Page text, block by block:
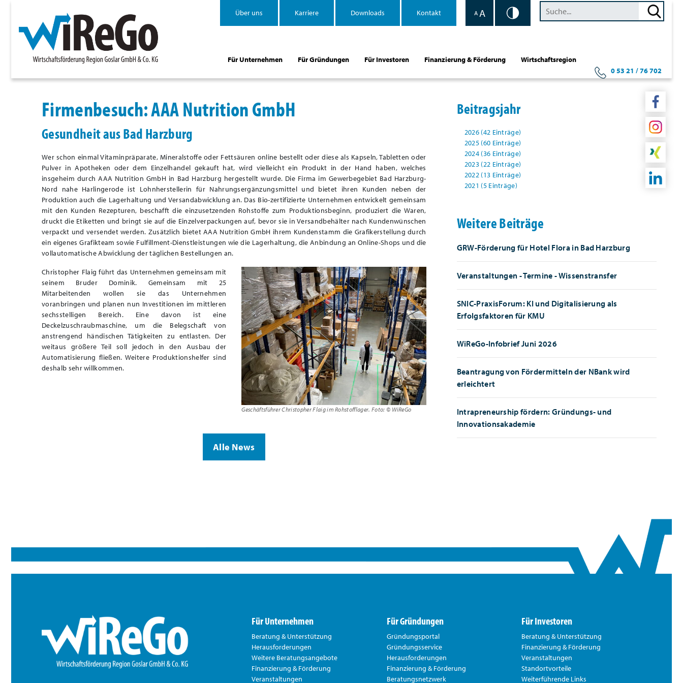
Über uns Karriere Downloads Kontakt A A
Für Unternehmen Für Gründungen Für Investoren Finanzierung & Förderung
Wirtschaftsregion
0 53 21 / 76 702
Firmenbesuch: AAA Nutrition GmbH
Gesundheit aus Bad Harzburg
Wer schon einmal Vitaminpräparate, Mineralstoffe oder Fettsäuren online bestellt oder diese als Kapseln, Tabletten oder
Pulver in Apotheken oder dem Einzelhandel gekauft hat, wird vielleicht ein Produkt in der Hand haben, welches
insgeheim durch AAA Nutrition GmbH in Bad Harzburg hergestellt wurde. Die Firma im Gewerbegebiet Bad Harzburg-
Nord nahe Harlingerode ist Lohnherstellerin für Nahrungsergänzungsmittel und bietet ihren Kunden neben der
Produktion auch die Lagerhaltung und Versandabwicklung an. Das Bio-zertifizierte Unternehmen entwickelt gemeinsam
mit den Kunden Rezepturen, beschafft die einzusetzenden Rohstoffe zum Produktionsbeginn, produziert die Waren,
druckt die Etiketten und bringt sie auf die Einzelverpackungen auf, bevor sie in Versandbehälter nach Kundenwünschen
verpackt und versendet werden. Zusätzlich bietet AAA Nutrition GmbH ihrem Kundenstamm die Grafikerstellung durch
ein eigenes Grafikteam sowie Fulfillment-Dienstleistungen wie die Lagerhaltung, die Anbindung an Online-Shops und die
vollautomatische Abwicklung der täglichen Bestellungen an.
Christopher Flaig führt das Unternehmen gemeinsam mit
seinem Bruder Dominik. Gemeinsam mit 25
Mitarbeitenden wollen sie das Unternehmen
voranbringen und planen nun Investitionen im mittleren
sechsstelligen Bereich. Eine davon ist eine
Deckelzuschraubmaschine, um die Belegschaft von
anstrengend händischen Tätigkeiten zu entlasten. Der
weitaus größere Teil soll jedoch in den Ausbau der
Automatisierung fließen. Weitere Produktionshelfer sind
deshalb sehr willkommen.
Geschäftsführer Christopher Flaig im Rohstofflager. Foto: © WiReGo
Alle News
Beitragsjahr
2026 (42 Einträge)
2025 (60 Einträge)
2024 (36 Einträge)
2023 (22 Einträge)
2022 (13 Einträge)
2021 (5 Einträge)
Weitere Beiträge
GRW-Förderung für Hotel Flora in Bad Harzburg
Veranstaltungen - Termine - Wissenstransfer
SNIC-PraxisForum: KI und Digitalisierung als
Erfolgsfaktoren für KMU
WiReGo-Infobrief Juni 2026
Beantragung von Fördermitteln der NBank wird
erleichtert
Intrapreneurship fördern: Gründungs- und
Innovationsakademie
Für Unternehmen
Beratung & Unterstützung
Herausforderungen
Weitere Beratungsangebote
Finanzierung & Förderung
Veranstaltungen
Für Gründungen
Gründungsportal
Gründungsservice
Herausforderungen
Finanzierung & Förderung
Beratungsnetzwerk
Für Investoren
Beratung & Unterstützung
Finanzierung & Förderung
Veranstaltungen
Standortvorteile
Weiterführende Links